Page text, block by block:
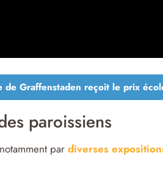
de Graffenstaden reçoit le prix
paroissiens
par diverses